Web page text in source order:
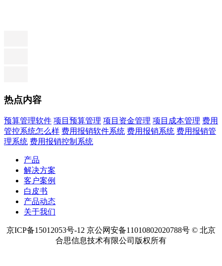
热点内容
预算管理软件 项目预算管理 项目资金管理 项目成本管理 费用
管控系统怎么样 费用报销软件系统 费用报销系统 费用报销管
理系统 费用报销控制系统
产品
解决方案
客户案例
白皮书
产品动态
关于我们
京ICP备15012053号-12 京公网安备11010802020788号 © 北京
合思信息技术有限公司版权所有